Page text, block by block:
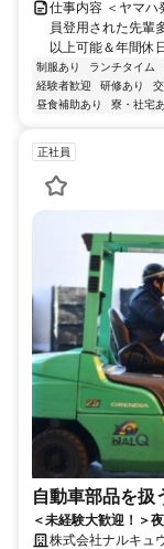
仕事内容 ＜ヤマハ
員登用された先輩
以上可能＆年間休
制服あり ランチタイム
経験者歓迎
研修あり
昼食補助あり
寮・社宅
正社員
自動車部品を扱
＜未経験大歓迎！＞
◎賞与年2回／時間外
株式会社ナルキュ